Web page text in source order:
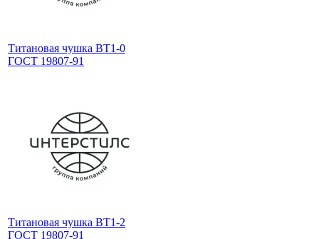
Титановая чушка ВТ1-0
ГОСТ 19807-91
Титановая чушка ВТ1-2
ГОСТ 19807-91